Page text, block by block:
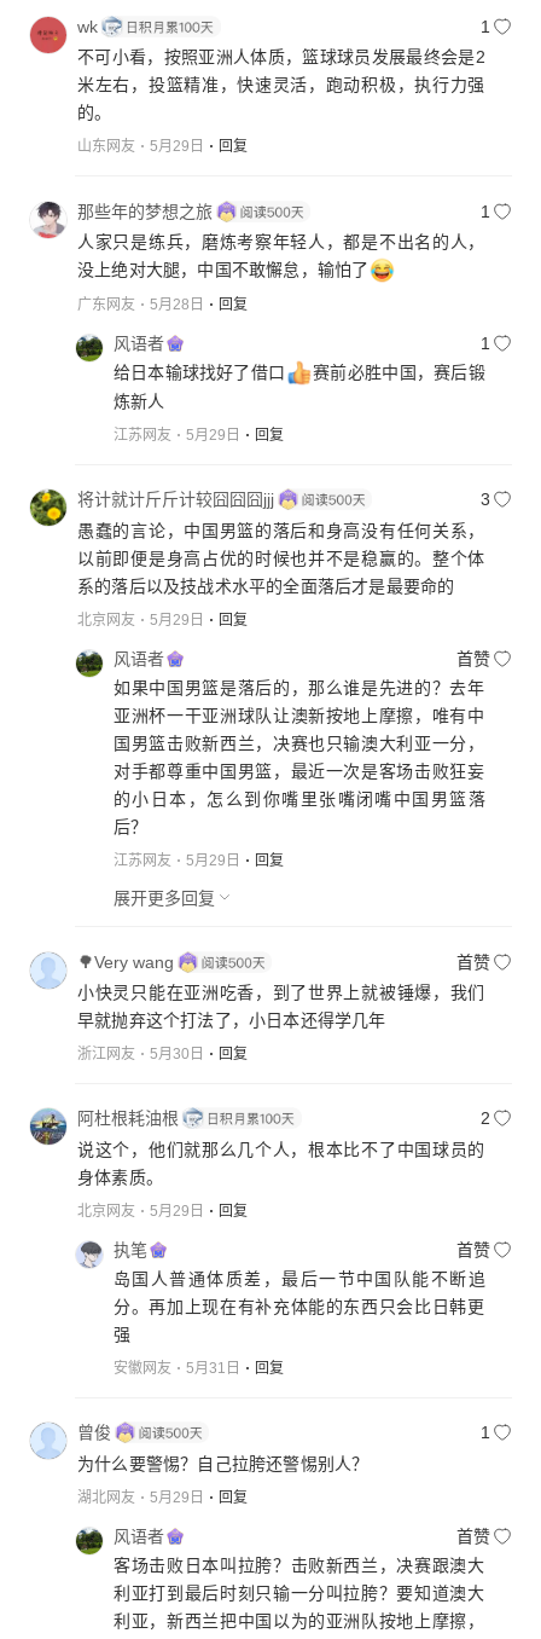
wk
1
不可小看，按照亚洲人体质，篮球球员发展最终会是2
米左右，投篮精准，快速灵活，跑动积极，执行力强
的。
山东网友 5月29日 回复
那些年的梦想之旅
1
人家只是练兵，磨炼考察年轻人，都是不出名的人，
没上绝对大腿，中国不敢懈怠，输怕了
广东网友 5月28日 回复
风语者
1
给日本输球找好了借口
赛前必胜中国，赛后锻
炼新人
江苏网友 5月29日 回复
将计就计斤斤计较囧囧囧jjj
3
愚蠢的言论，中国男篮的落后和身高没有任何关系，
以前即便是身高占优的时候也并不是稳赢的。整个体
系的落后以及技战术水平的全面落后才是最要命的
北京网友 5月29日 回复
风语者
首赞
如果中国男篮是落后的，那么谁是先进的？去年
亚洲杯一干亚洲球队让澳新按地上摩擦，唯有中
国男篮击败新西兰，决赛也只输澳大利亚一分，
对手都尊重中国男篮，最近一次是客场击败狂妄
的小日本，怎么到你嘴里张嘴闭嘴中国男篮落
后？
江苏网友 5月29日 回复
展开更多回复
🌳Very wang
首赞
小快灵只能在亚洲吃香，到了世界上就被锤爆，我们
早就抛弃这个打法了，小日本还得学几年
浙江网友 5月30日 回复
阿杜根耗油根
2
说这个，他们就那么几个人，根本比不了中国球员的
身体素质。
北京网友 5月29日 回复
执笔
首赞
岛国人普通体质差，最后一节中国队能不断追
分。再加上现在有补充体能的东西只会比日韩更
强
安徽网友 5月31日 回复
曾俊
1
为什么要警惕？自己拉胯还警惕别人？
湖北网友 5月29日 回复
风语者
首赞
客场击败日本叫拉胯？击败新西兰，决赛跟澳大
利亚打到最后时刻只输一分叫拉胯？要知道澳大
利亚，新西兰把中国以为的亚洲队按地上摩擦，